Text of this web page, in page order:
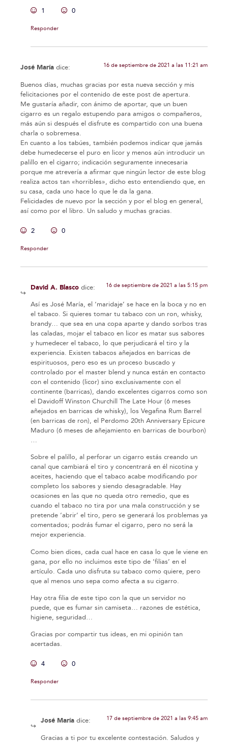
1 0
Responder
José María dice: 16 de septiembre de 2021 a las 11:21 am
Buenos días, muchas gracias por esta nueva sección y mis
felicitaciones por el contenido de este post de apertura.
Me gustaría añadir, con ánimo de aportar, que un buen
cigarro es un regalo estupendo para amigos o compañeros,
más aún si después el disfrute es compartido con una buena
charla o sobremesa.
En cuanto a los tabúes, también podemos indicar que jamás
debe humedecerse el puro en licor y menos aún introducir un
palillo en el cigarro; indicación seguramente innecesaria
porque me atrevería a afirmar que ningún lector de este blog
realiza actos tan «horribles», dicho esto entendiendo que, en
su casa, cada uno hace lo que le da la gana.
Felicidades de nuevo por la sección y por el blog en general,
así como por el libro. Un saludo y muchas gracias.
2 0
Responder
David A. Blasco dice: 16 de septiembre de 2021 a las 5:15 pm
Así es José María, el ‘maridaje’ se hace en la boca y no en
el tabaco. Si quieres tomar tu tabaco con un ron, whisky,
brandy… que sea en una copa aparte y dando sorbos tras
las caladas, mojar el tabaco en licor es matar sus sabores
y humedecer el tabaco, lo que perjudicará el tiro y la
experiencia. Existen tabacos añejados en barricas de
espirituosos, pero eso es un proceso buscado y
controlado por el master blend y nunca están en contacto
con el contenido (licor) sino exclusivamente con el
continente (barricas), dando excelentes cigarros como son
el Davidoff Winston Churchill The Late Hour (6 meses
añejados en barricas de whisky), los Vegafina Rum Barrel
(en barricas de ron), el Perdomo 20th Anniversary Epicure
Maduro (6 meses de añejamiento en barricas de bourbon)
Sobre el palillo, al perforar un cigarro estás creando un
canal que cambiará el tiro y concentrará en él nicotina y
aceites, haciendo que el tabaco acabe modificando por
completo los sabores y siendo desagradable. Hay
ocasiones en las que no queda otro remedio, que es
cuando el tabaco no tira por una mala construcción y se
pretende ‘abrir’ el tiro, pero se generará los problemas ya
comentados; podrás fumar el cigarro, pero no será la
mejor experiencia.
Como bien dices, cada cual hace en casa lo que le viene en
gana, por ello no incluimos este tipo de ‘filias’ en el
artículo. Cada uno disfruta su tabaco como quiere, pero
que al menos uno sepa como afecta a su cigarro.
Hay otra filia de este tipo con la que un servidor no
puede, que es fumar sin camiseta… razones de estética,
higiene, seguridad…
Gracias por compartir tus ideas, en mi opinión tan
acertadas.
4 0
Responder
José María dice: 17 de septiembre de 2021 a las 9:45 am
Gracias a ti por tu excelente contestación. Saludos y